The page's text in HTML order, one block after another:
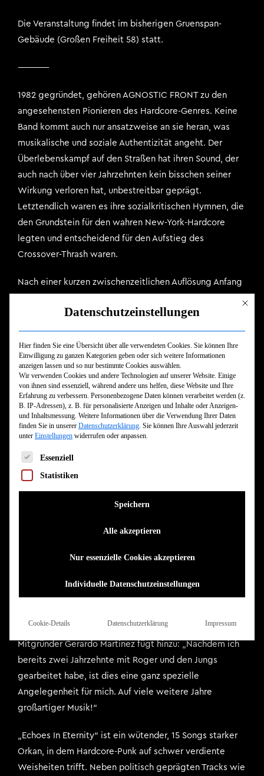
Die Veranstaltung findet im bisherigen Gruenspan-
Gebäude (Großen Freiheit 58) statt.
————
1982 gegründet, gehören AGNOSTIC FRONT zu den
angesehensten Pionieren des Hardcore-Genres. Keine
Band kommt auch nur ansatzweise an sie heran, was
musikalische und soziale Authentizität angeht. Der
Überlebenskampf auf den Straßen hat ihren Sound, der
auch nach über vier Jahrzehnten kein bisschen seiner
Wirkung verloren hat, unbestreitbar geprägt.
Letztendlich waren es ihre sozialkritischen Hymnen, die
den Grundstein für den wahren New-York-Hardcore
legten und entscheidend für den Aufstieg des
Crossover-Thrash waren.
Nach einer kurzen zwischenzeitlichen Auflösung Anfang
„Something’s Gotta Give“ mit einem Wahnsinnswerk
zurück, das den Startschuss zu einer neuen, von
endlosem Touren und schlagkräftigen Alben
dominierten Ära bildete. Angeführt vom
unnachahmlichen Gesang Roger Mirets und der
charismatischen, rasiermesserscharfen Gitarrenarbeit
Vinnie Stigmas, haben AGNOSTIC FRONT seitdem
diverse knallharte Platten veröffentlicht, die in ihrem
2019er Album „Get Loud!“ gipfelten: Eine monumentale
Scheibe, die die andauernde Wichtigkeit und den
ungebrochenen Geist der Kombo untermauerte.
2025 unterzeichneten AGNOSTIC FRONT einen Vertrag
Musix, um die Veröffentlichung des Nachfolgealbums in
offiziell zur RPM-Familie gehören und dort einerseits mit
neuen, andererseits aber auch mit einigen bekannten
Gesichtern zusammenarbeiten. „Echoes In Eternity“
gemeinsam zu einem Erfolg machen!“, so Miret. RPM-
Mitgründer Gerardo Martinez fügt hinzu: „Nachdem ich
bereits zwei Jahrzehnte mit Roger und den Jungs
gearbeitet habe, ist dies eine ganz spezielle
Angelegenheit für mich. Auf viele weitere Jahre
großartiger Musik!“
„Echoes In Eternity“ ist ein wütender, 15 Songs starker
Orkan, in dem Hardcore-Punk auf schwer verdiente
Weisheiten trifft. Neben politisch geprägten Tracks wie
Mit
Datenschutzeinstellungen
Hier finden Sie eine Übersicht über alle verwendeten Cookies. Sie können Ihre
Einwilligung zu ganzen Kategorien geben oder sich weitere Informationen
anzeigen lassen und so nur bestimmte Cookies auswählen.
Wir verwenden Cookies und andere Technologien auf unserer Website. Einige
von ihnen sind essenziell, während andere uns helfen, diese Website und Ihre
Erfahrung zu verbessern. Personenbezogene Daten können verarbeitet werden (z.
B. IP-Adressen), z. B. für personalisierte Anzeigen und Inhalte oder Anzeigen-
und Inhaltsmessung. Weitere Informationen über die Verwendung Ihrer Daten
finden Sie in unserer Datenschutzerklärung. Sie können Ihre Auswahl jederzeit
unter Einstellungen widerrufen oder anpassen.
Es folgt eine Liste der Service-Gruppen, für die eine
Essenziell
Statistiken
Speichern
Alle akzeptieren
Nur essenzielle Cookies akzeptieren
Individuelle Datenschutzeinstellungen
Cookie-Details Datenschutzerklärung Impressum